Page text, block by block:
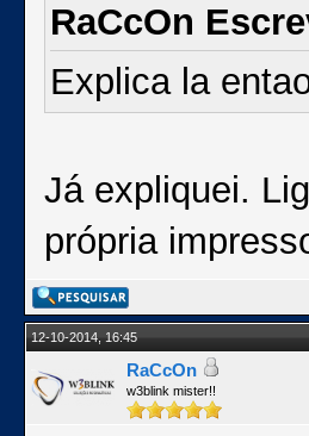
RaCcOn
Explica la
Já expliquei.
própria
12-10-2014, 16:45
RaCcOn
w3blink mister!!